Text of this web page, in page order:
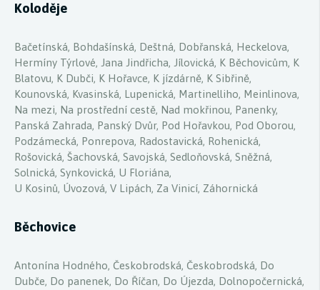
Koloděje
Bačetínská, Bohdašínská, Deštná, Dobřanská, Heckelova,
Hermíny Týrlové, Jana Jindřicha, Jílovická, K Běchovicům, K
Blatovu, K Dubči, K Hořavce, K jízdárně, K Sibřině,
Kounovská, Kvasinská, Lupenická, Martinelliho, Meinlinova,
Na mezi, Na prostřední cestě, Nad mokřinou, Panenky,
Panská Zahrada, Panský Dvůr, Pod Hořavkou, Pod Oborou,
Podzámecká, Ponrepova, Radostavická, Rohenická,
Rošovická, Šachovská, Savojská, Sedloňovská, Sněžná,
Solnická, Synkovická, U Floriána,
U Kosinů, Úvozová, V Lipách, Za Vinicí, Záhornická
Běchovice
Antonína Hodného, Českobrodská, Českobrodská, Do
Dubče, Do panenek, Do Říčan, Do Újezda, Dolnopočernická,